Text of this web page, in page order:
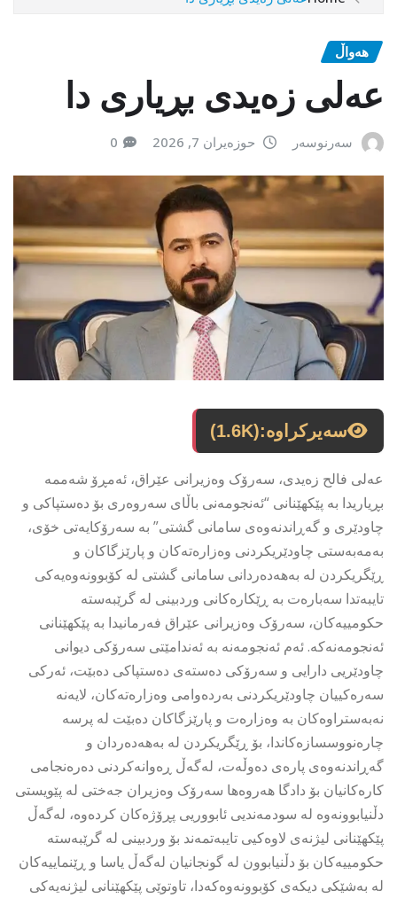
هەواڵ
عەلی زەیدی بڕیاری دا
سەرنوسەر حوزەیران 7, 2026 0
سەیرکراوە:(1.6K)
عەلی فالح زەیدی، سەرۆک وەزیرانی عێراق، ئەمڕۆ شەممە
بڕیاریدا بە پێکهێنانی “ئەنجومەنی باڵای سەروەری بۆ دەستپاکی و
چاودێری و گەڕاندنەوەی سامانی گشتی” بە سەرۆکایەتی خۆی،
بەمەبەستی چاودێریکردنی وەزارەتەکان و پارێزگاکان و
ڕێگریکردن لە بەهەدەردانی سامانی گشتی لە کۆبوونەوەیەکی
تایبەتدا سەبارەت بە ڕێکارەکانی وردبینی لە گرێبەستە
حکومییەکان، سەرۆک وەزیرانی عێراق فەرمانیدا بە پێکهێنانی
ئەنجومەنەکە. ئەم ئەنجومەنە بە ئەندامێتی سەرۆکی دیوانی
چاودێریی دارایی و سەرۆکی دەستەی دەستپاکی دەبێت، ئەرکی
سەرەکییان چاودێریکردنی بەردەوامی وەزارەتەکان، لایەنە
نەبەستراوەکان بە وەزارەت و پارێزگاکان دەبێت لە پرسە
چارەنووسسازەکاندا، بۆ ڕێگریکردن لە بەهەدەردان و
گەڕاندنەوەی پارەی دەوڵەت، لەگەڵ ڕەوانەکردنی دەرەنجامی
کارەکانیان بۆ دادگا هەروەها سەرۆک وەزیران جەختی لە پێویستی
دڵنیابوونەوە لە سودمەندیی ئابووریی پڕۆژەکان کردەوە، لەگەڵ
پێکهێنانی لیژنەی لاوەکیی تایبەتمەند بۆ وردبینی لە گرێبەستە
حکومییەکان بۆ دڵنیابوون لە گونجانیان لەگەڵ یاسا و ڕێنماییەکان
لە بەشێکی دیکەی کۆبوونەوەکەدا، تاوتوێی پێکهێنانی لیژنەیەکی